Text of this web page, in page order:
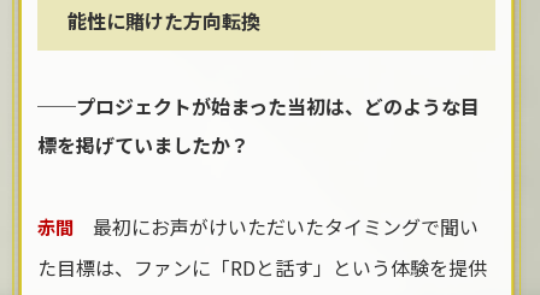
能性に賭けた方向転換
──プロジェクトが始まった当初は、どのような目
標を掲げていましたか？
赤間最初にお声がけいただいたタイミングで聞い
た目標は、ファンに「RDと話す」という体験を提供